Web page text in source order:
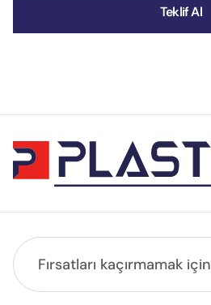
Teklif Al